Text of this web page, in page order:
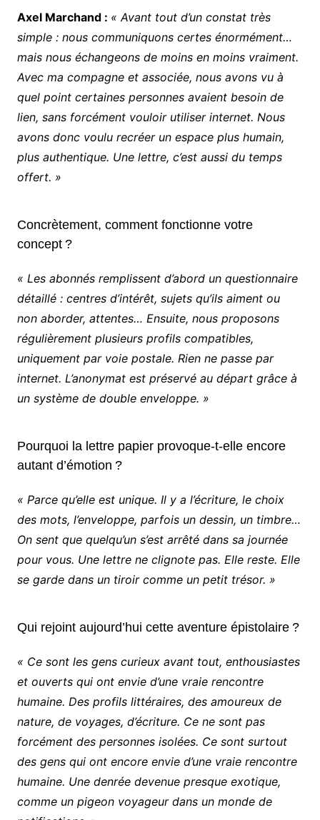
Axel Marchand : « Avant tout d’un constat très
simple : nous communiquons certes énormément…
mais nous échangeons de moins en moins vraiment.
Avec ma compagne et associée, nous avons vu à
quel point certaines personnes avaient besoin de
lien, sans forcément vouloir utiliser internet. Nous
avons donc voulu recréer un espace plus humain,
plus authentique. Une lettre, c’est aussi du temps
offert. »
Concrètement, comment fonctionne votre
concept ?
« Les abonnés remplissent d’abord un questionnaire
détaillé : centres d’intérêt, sujets qu’ils aiment ou
non aborder, attentes… Ensuite, nous proposons
régulièrement plusieurs profils compatibles,
uniquement par voie postale. Rien ne passe par
internet. L’anonymat est préservé au départ grâce à
un système de double enveloppe. »
Pourquoi la lettre papier provoque-t-elle encore
autant d’émotion ?
« Parce qu’elle est unique. Il y a l’écriture, le choix
des mots, l’enveloppe, parfois un dessin, un timbre…
On sent que quelqu’un s’est arrêté dans sa journée
pour vous. Une lettre ne clignote pas. Elle reste. Elle
se garde dans un tiroir comme un petit trésor. »
Qui rejoint aujourd’hui cette aventure épistolaire ?
« Ce sont les gens curieux avant tout, enthousiastes
et ouverts qui ont envie d’une vraie rencontre
humaine. Des profils littéraires, des amoureux de
nature, de voyages, d’écriture. Ce ne sont pas
forcément des personnes isolées. Ce sont surtout
des gens qui ont encore envie d’une vraie rencontre
humaine. Une denrée devenue presque exotique,
comme un pigeon voyageur dans un monde de